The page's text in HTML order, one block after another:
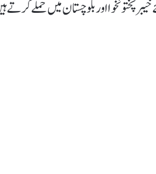
اور بلوچستان میں حملے کرتے